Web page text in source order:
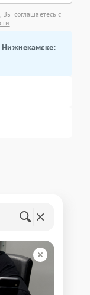
соглашаетесь с
Нижнекамске: